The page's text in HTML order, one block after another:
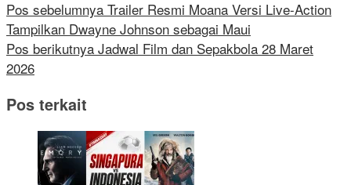
Pos sebelumnya Trailer Resmi Moana Versi Live-Action
Tampilkan Dwayne Johnson sebagai Maui
Pos berikutnya Jadwal Film dan Sepakbola 28 Maret
2026
Pos terkait